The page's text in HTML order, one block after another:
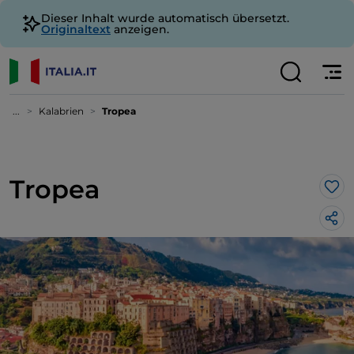
Dieser Inhalt wurde automatisch übersetzt.
Originaltext anzeigen.
... Kalabrien Tropea
Tropea